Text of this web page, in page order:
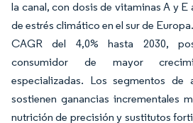
la canal, con dosis de vitaminas A y
de estrés climático en el sur de
CAGR del 4,0% hasta 2030,
consumidor de mayor
especializadas. Los segmentos de
sostienen ganancias incrementales
nutrición de precisión y sustitutos